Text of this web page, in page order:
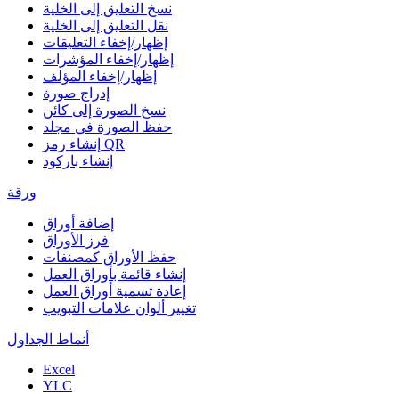
نسخ التعليق إلى الخلية
نقل التعليق إلى الخلية
إظهار/إخفاء التعليقات
إظهار/إخفاء المؤشرات
إظهار/إخفاء المؤلف
إدراج صورة
نسخ الصورة إلى كائن
حفظ الصورة في مجلد
إنشاء رمز QR
إنشاء باركود
ورقة
إضافة أوراق
فرز الأوراق
حفظ الأوراق كمصنفات
إنشاء قائمة بأوراق العمل
إعادة تسمية أوراق العمل
تغيير ألوان علامات التبويب
أنماط الجداول
Excel
YLC